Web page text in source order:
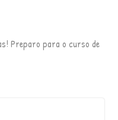
Preparo para o curso de